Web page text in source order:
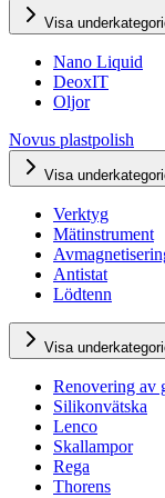
Visa
Nano Liquid
DeoxIT
Oljor
Novus plastpolish
Visa
Verktyg
Mätinstrument
Antistat
Lödtenn
Visa
Renovering av
Silikonvätska
Lenco
Skallampor
Rega
Thorens